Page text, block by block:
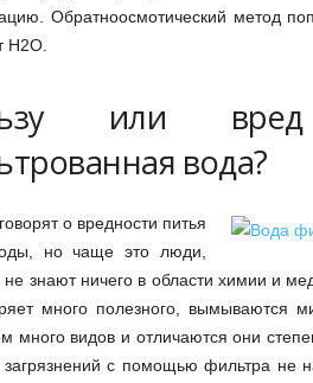
Обратноосмотический метод
H2O.
или вред
вода?
о вредности питья
но чаще это люди,
не знают ничего в области химии и
много полезного, вымываются
много видов и отличаются они
с помощью фильтра не